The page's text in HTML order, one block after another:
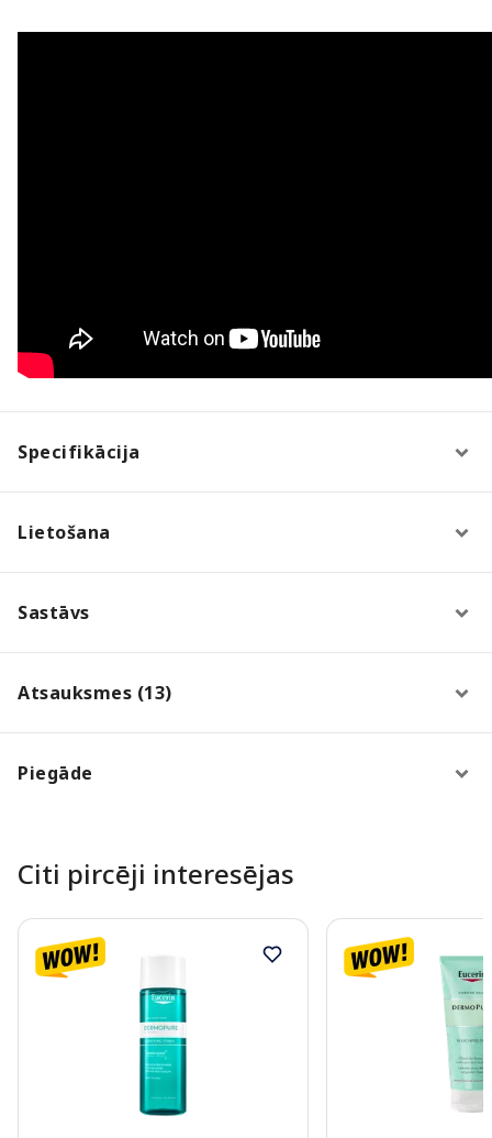
Specifikācija
Lietošana
Sastāvs
Atsauksmes (13)
Piegāde
Citi pircēji interesējas